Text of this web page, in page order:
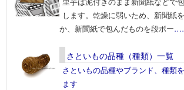
します。乾燥に弱いため、新聞紙
か、新聞紙で包んだものを段ボー
さといもの品種（種類）一覧
さといもの品種やブランド、種類
ます